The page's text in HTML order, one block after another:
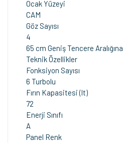
Ocak Yüzeyi
CAM
Göz Sayısı
4
65 cm Geniş Tencere
Teknik Özellikler
Fonksiyon Sayısı
6 Turbolu
Fırın Kapasitesi (lt)
72
Enerji Sınıfı
A
Panel Renk